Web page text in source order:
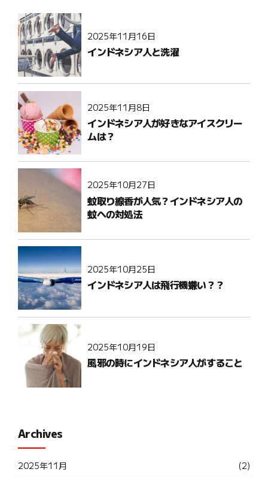
2025年11月16日
インドネシア人と洗濯
2025年11月8日
インドネシア人が好きなアイスクリー
ムは？
2025年10月27日
蚊取り線香が人気？インドネシア人の
蚊への対処法
2025年10月25日
インドネシア人は飛行機嫌い？？
2025年10月19日
風邪の時にインドネシア人がすること
Archives
2025年11月 (2)